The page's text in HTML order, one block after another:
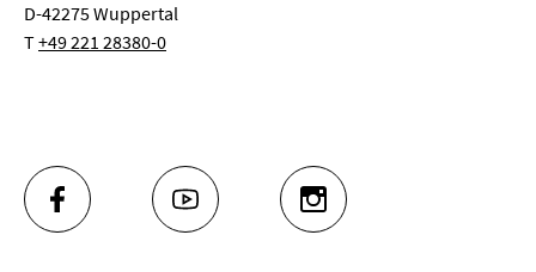
D-42275 Wuppertal
T+49 221 28380-0
FACEBOOK YOUTUBE INSTAGRAM